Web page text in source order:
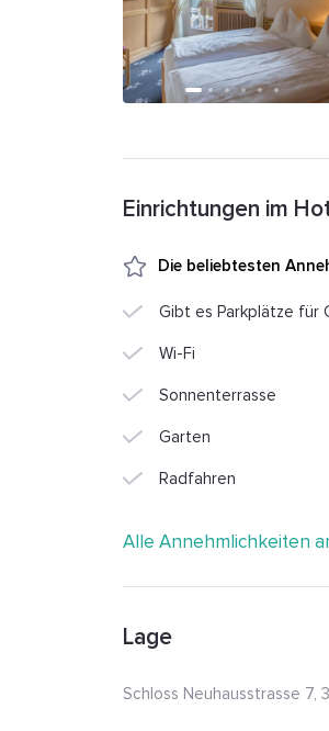
Einrichtungen im
Die beliebtesten
Gibt es Parkplätze für
Wi-Fi
Sonnenterrasse
Garten
Radfahren
Alle Annehmlichkeiten
Lage
Schloss Neuhausstrasse 7,